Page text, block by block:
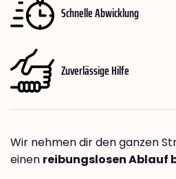
Schnelle Abwicklung
Zuverlässige Hilfe
Wir nehmen dir den ganzen
einen reibungslosen Ablauf